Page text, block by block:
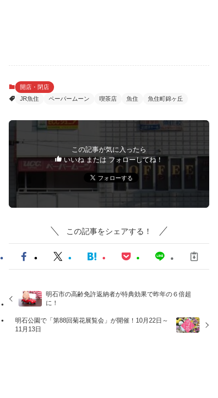
開店・閉店
JR魚住
ペーパームーン 喫茶店 魚住 魚住町錦ヶ丘
この記事が気に入ったら
いいね または フォローしてね！
この記事をシェアする！
明石市の高齢免許返納者が特典効果で昨年の６倍超
に！
明石公園で「第88回菊花展覧会」が開催！10月22日～
11月13日